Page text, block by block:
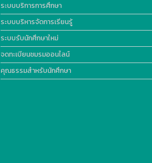
ระบบบริการการศึกษา
ระบบบริหารจัดการเรียนรู้
ระบบรับนักศึกษาใหม่
จดทะเบียนชมรมออนไลน์
คุณธรรมสำหรับนักศึกษา